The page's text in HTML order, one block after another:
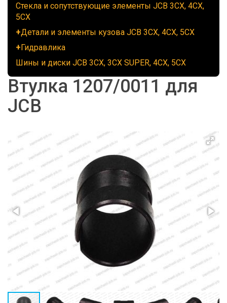
Стекла и сопутствующие элементы JCB 3CX, 4CX,
5CX
Детали и элементы кузова JCB 3CX, 4CX, 5CX
Гидравлика
Шины и диски JCB 3CX, 3CX SUPER, 4CX, 5CX
Втулка 1207/0011 для
JCB